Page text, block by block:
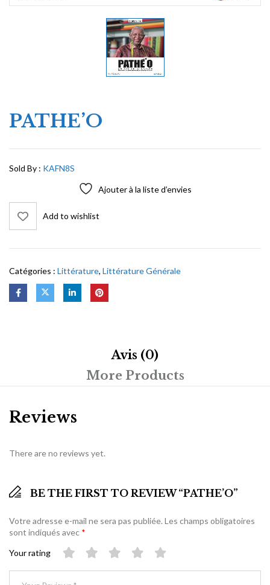
PATHE’O
Sold By : KAFN8S
Ajouter à la liste d’envies
Add to wishlist
Catégories : Littérature, Littérature Générale
Avis (0)
More Products
Reviews
There are no reviews yet.
BE THE FIRST TO REVIEW “PATHE’O”
Votre adresse e-mail ne sera pas publiée.Les champs obligatoires
sont indiqués avec *
Your rating